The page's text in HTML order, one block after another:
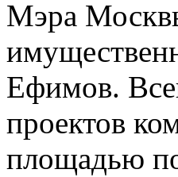
Мэра
Ефимов.
проектов
площадью